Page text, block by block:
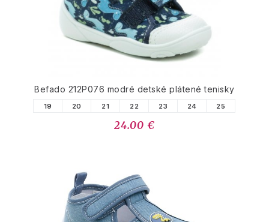
Befado 212P076 modré detské plátené tenisky
19 20 21 22 23 24 25
24.00 €